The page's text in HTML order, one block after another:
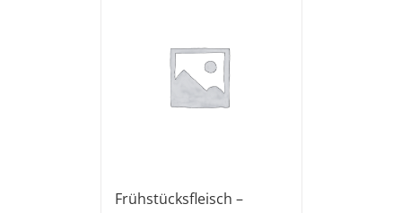
Frühstücksfleisch –